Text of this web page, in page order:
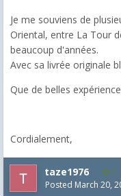
Je me souviens de
Oriental, entre La Tour
beaucoup d'années.
Avec sa livrée originale
Que de belles
Cordialement,
taze1976 1
Posted March 20,